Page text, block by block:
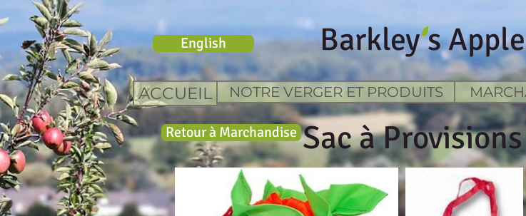
Barkley s
English
ACCUEIL NOTRE VERGER ET PRODUITS
Retour à Marchandise Sac à